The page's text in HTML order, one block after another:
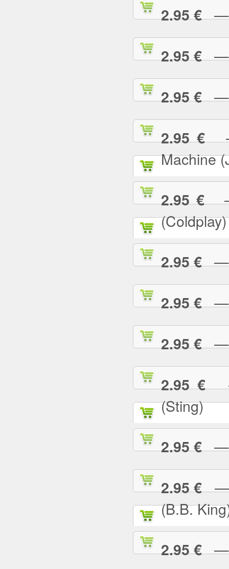
2.95 €—
2.95 €—
2.95 €—
2.95 €—
Machine
2.95 €—
(Coldplay)
2.95 €—
2.95 €—
2.95 €—
2.95 €—
(Sting)
2.95 €— I
2.95 €— I
(B.B.
2.95 €— I